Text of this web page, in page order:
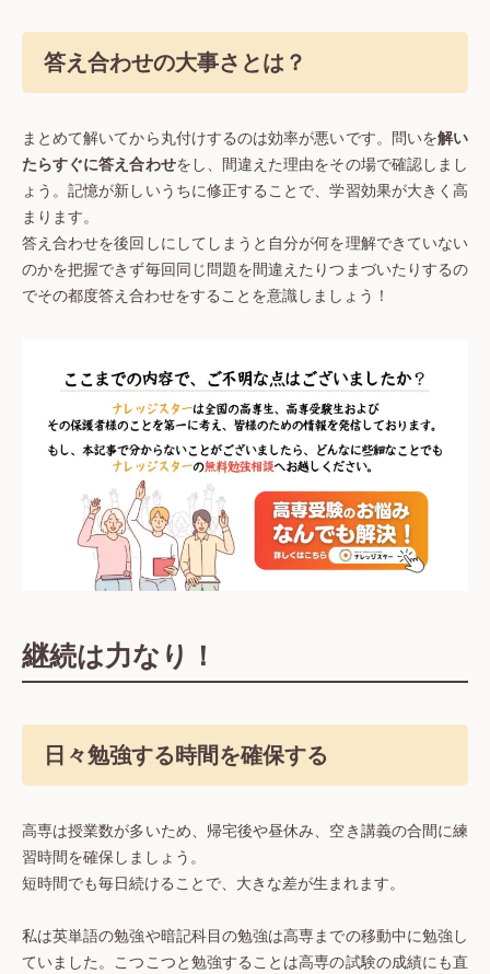
答え合わせの大事さとは？
まとめて解いてから丸付けするのは効率が悪いです。問いを解い
たらすぐに答え合わせをし、間違えた理由をその場で確認しまし
ょう。記憶が新しいうちに修正することで、学習効果が大きく高
まります。
答え合わせを後回しにしてしまうと自分が何を理解できていない
のかを把握できず毎回同じ問題を間違えたりつまづいたりするの
でその都度答え合わせをすることを意識しましょう！
継続は力なり！
日々勉強する時間を確保する
高専は授業数が多いため、帰宅後や昼休み、空き講義の合間に練
習時間を確保しましょう。
短時間でも毎日続けることで、大きな差が生まれます。
私は英単語の勉強や暗記科目の勉強は高専までの移動中に勉強し
ていました。こつこつと勉強することは高専の試験の成績にも直